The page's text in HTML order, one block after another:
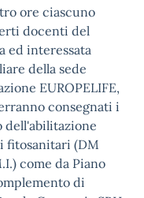
ore ciascuno
docenti del
ed interessata
della sede
EUROPELIFE,
consegnati i
dell'abilitazione
fitosanitari (DM
come da Piano
di